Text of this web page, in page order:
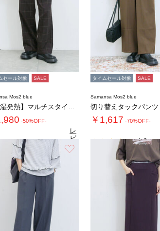
セール対象 SALE
Mos2 blue
-50%OFF-
4.7 （27）
レ
ビ
ュ
ー
タイムセール対象 SALE
Samansa Mos2 blue
切り替えタックパンツ
￥1,617 -70%OFF-
4.0（1